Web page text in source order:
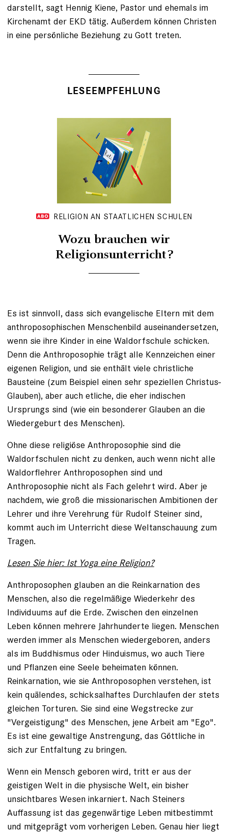
darstellt, sagt Hennig Kiene, Pastor und ehemals im
Kirchenamt der EKD tätig. Außerdem können Christen
in eine persönliche Beziehung zu Gott treten.
LESEEMPFEHLUNG
RELIGION AN STAATLICHEN SCHULEN
Wozu brauchen wir
Religionsunterricht?
Es ist sinnvoll, dass sich evangelische Eltern mit dem
anthroposophischen Menschenbild auseinandersetzen,
wenn sie ihre Kinder in eine Waldorfschule schicken.
Denn die Anthroposophie trägt alle Kennzeichen einer
eigenen Religion, und sie enthält viele christliche
Bausteine (zum Beispiel einen sehr speziellen Christus-
Glauben), aber auch etliche, die eher indischen
Ursprungs sind (wie ein be­sonderer Glauben an die
Wiedergeburt des Menschen).
Ohne diese religiöse Anthroposophie sind die
Waldorfschulen nicht zu denken, auch wenn nicht alle
Waldorflehrer Anthroposophen sind und
Anthroposophie nicht als Fach gelehrt wird. Aber je
nachdem, wie groß die missionarischen Ambitionen der
Lehrer und ihre Verehrung für Rudolf Steiner sind,
kommt auch im Unterricht diese Weltanschauung zum
Tragen.
Lesen Sie hier: Ist Yoga eine Religion?
Anthroposophen glauben an die Re­inkarnation des
Menschen, also die regelmäßige Wiederkehr des
Individuums auf die Erde. Zwischen den einzelnen
Leben können mehrere Jahrhunderte liegen. Menschen
werden immer als Menschen wiedergeboren, anders
als im Buddhismus oder Hinduismus, wo auch Tiere
und Pflanzen eine Seele beheimaten können.
Reinkarnation, wie sie Anthroposophen verstehen, ist
kein quälendes, schicksalhaftes Durchlaufen der stets
gleichen ­Torturen. Sie sind eine Wegstrecke zur
"Vergeistigung" des Menschen, jene Arbeit am "Ego".
Es ist eine gewaltige Anstrengung, das Göttliche in
sich zur Entfaltung zu bringen.
Wenn ein Mensch geboren wird, tritt er aus der
geistigen Welt in die physische Welt, ein bisher
unsichtbares Wesen inkarniert. Nach Steiners
Auffassung ist das gegenwärtige Leben mitbestimmt
und mitgeprägt vom vorherigen Leben. Genau hier liegt